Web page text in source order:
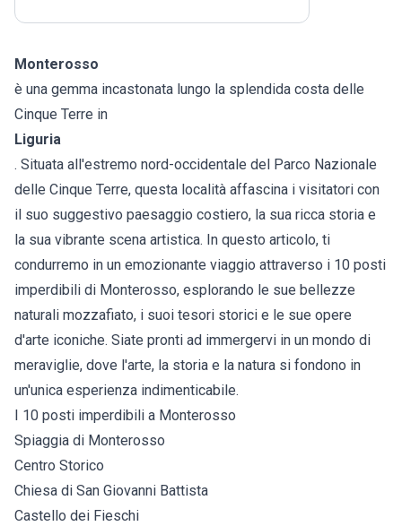
Monterosso
è una gemma incastonata lungo la splendida costa delle
Cinque Terre in
Liguria
. Situata all'estremo nord-occidentale del Parco Nazionale
delle Cinque Terre, questa località affascina i visitatori con
il suo suggestivo paesaggio costiero, la sua ricca storia e
la sua vibrante scena artistica. In questo articolo, ti
condurremo in un emozionante viaggio attraverso i 10 posti
imperdibili di Monterosso, esplorando le sue bellezze
naturali mozzafiato, i suoi tesori storici e le sue opere
d'arte iconiche. Siate pronti ad immergervi in un mondo di
meraviglie, dove l'arte, la storia e la natura si fondono in
un'unica esperienza indimenticabile.
I 10 posti imperdibili a Monterosso
Spiaggia di Monterosso
Centro Storico
Chiesa di San Giovanni Battista
Castello dei Fieschi